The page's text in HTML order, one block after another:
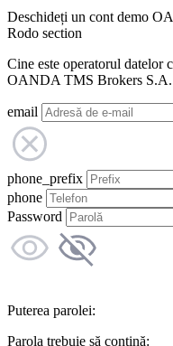
Deschideți un cont demo
Rodo section
Cine este operatorul datelor
OANDA TMS Brokers S.A.
email
phone_prefix
phone
Password
Puterea parolei:
Parola trebuie să conțină: